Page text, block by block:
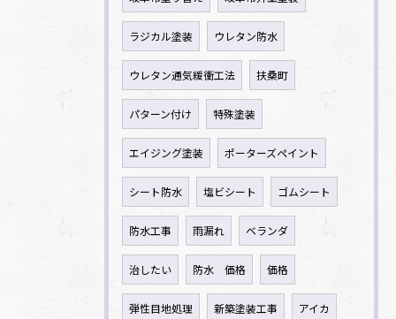
ラジカル塗装 ウレタン防水
ウレタン通気緩衝工法 扶桑町
パターン付け 特殊塗装
エイジング塗装 ポーターズペイント
シート防水 塩ビシート ゴムシート
防水工事 雨漏れ ベランダ
治したい 防水 価格 価格
弾性目地処理 新築塗装工事 アイカ